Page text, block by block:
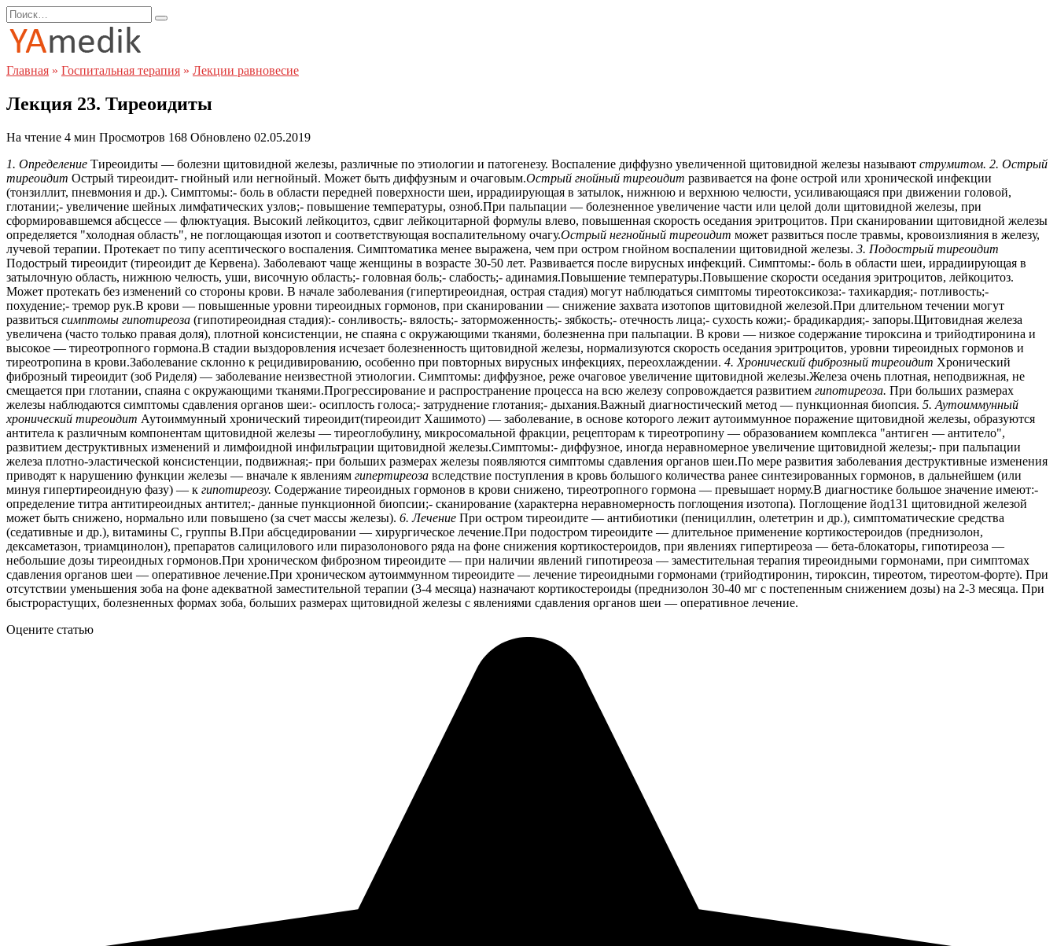
Перейти
к
содержанию
Search
for:
Главная » Госпитальная терапия » Лекции равновесие
Лекция 23. Тиреоидиты
На чтение 4 мин Просмотров 168 Обновлено 02.05.2019
1. Определение Тиреоидиты — болезни щитовидной железы, различные по этиологии и патогенезу. Воспаление диффузно увеличенной щитовидной железы называют струмитом. 2. Острый
тиреоидит Острый тиреоидит- гнойный или негнойный. Может быть диффузным и очаговым.Острый гнойный тиреоидит развивается на фоне острой или хронической инфекции
(тонзиллит, пневмония и др.). Симптомы:- боль в области передней поверхности шеи, иррадиирующая в затылок, нижнюю и верхнюю челюсти, усиливающаяся при движении головой,
глотании;- увеличение шейных лимфатических узлов;- повышение температуры, озноб.При пальпации — болезненное увеличение части или целой доли щитовидной железы, при
сформировавшемся абсцессе — флюктуация. Высокий лейкоцитоз, сдвиг лейкоцитарной формулы влево, повышенная скорость оседания эритроцитов. При сканировании щитовидной железы
определяется "холодная область", не поглощающая изотоп и соответствующая воспалительному очагу.Острый негнойный тиреоидит может развиться после травмы, кровоизлияния в железу,
лучевой терапии. Протекает по типу асептического воспаления. Симптоматика менее выражена, чем при остром гнойном воспалении щитовидной железы. 3. Подострый тиреоидит
Подострый тиреоидит (тиреоидит де Кервена). Заболевают чаще женщины в возрасте 30-50 лет. Развивается после вирусных инфекций. Симптомы:- боль в области шеи, иррадиирующая в
затылочную область, нижнюю челюсть, уши, височную область;- головная боль;- слабость;- адинамия.Повышение температуры.Повышение скорости оседания эритроцитов, лейкоцитоз.
Может протекать без изменений со стороны крови. В начале заболевания (гипертиреоидная острая стадия) могут наблюдаться симптомы тиреотоксикоза:- тахикардия;- потливость;-
похудение;- тремор рук.В крови — повышенные уровни тиреоидных гормонов, при сканировании — снижение захвата изотопов щитовидной железой.При длительном течении могут
развиться симптомы гипотиреоза (гипотиреоидная стадия):- сонливость;- вялость;- заторможенность;- зябкость;- отечность лица;- сухость кожи;- брадикардия;- запоры.Щитовидная железа
увеличена (часто только правая доля), плотной консистенции, не спаяна с окружающими тканями, болезненна при пальпации. В крови — низкое содержание тироксина и трийодтиронина и
высокое — тиреотропного гормона.В стадии выздоровления исчезает болезненность щитовидной железы, нормализуются скорость оседания эритроцитов, уровни тиреоидных гормонов и
тиреотропина в крови.Заболевание склонно к рецидивированию, особенно при повторных вирусных инфекциях, переохлаждении. 4. Хронический фиброзный тиреоидит Хронический
фиброзный тиреоидит (зоб Риделя) — заболевание неизвестной этиологии. Симптомы: диффузное, реже очаговое увеличение щитовидной железы.Железа очень плотная, неподвижная, не
смещается при глотании, спаяна с окружающими тканями.Прогрессирование и распространение процесса на всю железу сопровождается развитием гипотиреоза. При больших размерах
железы наблюдаются симптомы сдавления органов шеи:- осиплость голоса;- затруднение глотания;- дыхания.Важный диагностический метод — пункционная биопсия. 5. Аутоиммунный
хронический тиреоидит Аутоиммунный хронический тиреоидит(тиреоидит Хашимото) — заболевание, в основе которого лежит аутоиммунное поражение щитовидной железы, образуются
антитела к различным компонентам щитовидной железы — тиреоглобулину, микросомальной фракции, рецепторам к тиреотропину — образованием комплекса "антиген — антитело",
развитием деструктивных изменений и лимфоидной инфильтрации щитовидной железы.Симптомы:- диффузное, иногда неравномерное увеличение щитовидной железы;- при пальпации
железа плотно-эластической консистенции, подвижная;- при больших размерах железы появляются симптомы сдавления органов шеи.По мере развития заболевания деструктивные изменения
приводят к нарушению функции железы — вначале к явлениям гипертиреоза вследствие поступления в кровь большого количества ранее синтезированных гормонов, в дальнейшем (или
минуя гипертиреоидную фазу) — к гипотиреозу. Содержание тиреоидных гормонов в крови снижено, тиреотропного гормона — превышает норму.В диагностике большое значение имеют:-
определение титра антитиреоидных антител;- данные пункционной биопсии;- сканирование (характерна неравномерность поглощения изотопа). Поглощение йод131 щитовидной железой
может быть снижено, нормально или повышено (за счет массы железы). 6. Лечение При остром тиреоидите — антибиотики (пенициллин, олететрин и др.), симптоматические средства
(седативные и др.), витамины С, группы В.При абсцедировании — хирургическое лечение.При подостром тиреоидите — длительное применение кортикостероидов (преднизолон,
дексаметазон, триамцинолон), препаратов салицилового или пиразолонового ряда на фоне снижения кортикостероидов, при явлениях гипертиреоза — бета-блокаторы, гипотиреоза —
небольшие дозы тиреоидных гормонов.При хроническом фиброзном тиреоидите — при наличии явлений гипотиреоза — заместительная терапия тиреоидными гормонами, при симптомах
сдавления органов шеи — оперативное лечение.При хроническом аутоиммунном тиреоидите — лечение тиреоидными гормонами (трийодтиронин, тироксин, тиреотом, тиреотом-форте). При
отсутствии уменьшения зоба на фоне адекватной заместительной терапии (3-4 месяца) назначают кортикостероиды (преднизолон 30-40 мг с постепенным снижением дозы) на 2-3 месяца. При
быстрорастущих, болезненных формах зоба, больших размерах щитовидной железы с явлениями сдавления органов шеи — оперативное лечение.
Оцените статью